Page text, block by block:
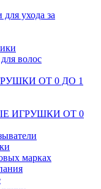
ухода за
волос
ОТ 0 ДО 1
ИГРУШКИ ОТ 0
марках